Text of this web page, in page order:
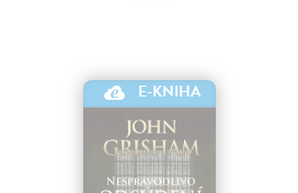
E-KNIHA